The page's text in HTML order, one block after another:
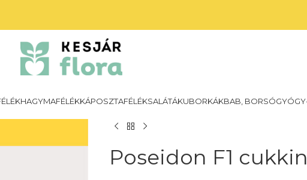
HAGYMAFÉLÉKKÁPOSZTAFÉLÉKSALÁTÁKUBORKÁKBAB, BORSÓ
Poseidon F1